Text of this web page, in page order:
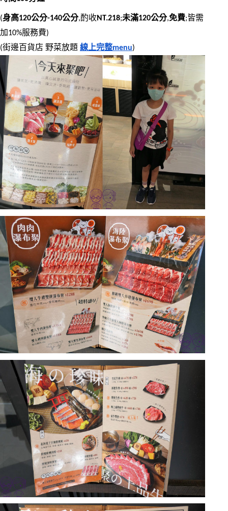
(身高120公分-140公分,酌收NT.218;未滿120公分,免費;皆需
加10%服務費)
(街邊百貨店 野菜放題 線上完整menu)